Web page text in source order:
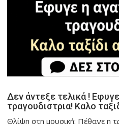
Δεν άντεξε τελικά !
τραγουδιστρια! Καλο
Θλίψη στη μουσική: Πέθανε η